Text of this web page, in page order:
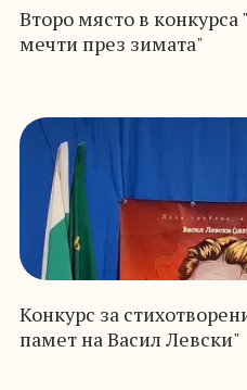
Второ място в конкурса
мечти през зимата"
Конкурс за
памет на Васил Левски"